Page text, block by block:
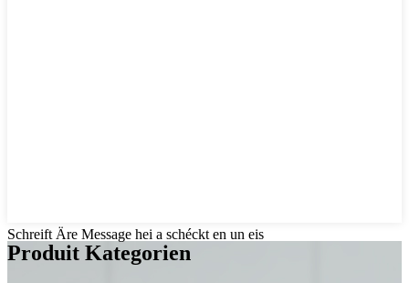
Schreift Äre Message hei a schéckt en un eis
Produit Kategorien